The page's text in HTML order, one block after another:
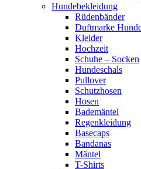
Hundebekleidung
Rüdenbänder
Duftmarke
Kleider
Hochzeit
Schuhe – Socken
Hundeschals
Pullover
Schutzhosen
Hosen
Bademäntel
Regenkleidung
Basecaps
Bandanas
Mäntel
T-Shirts